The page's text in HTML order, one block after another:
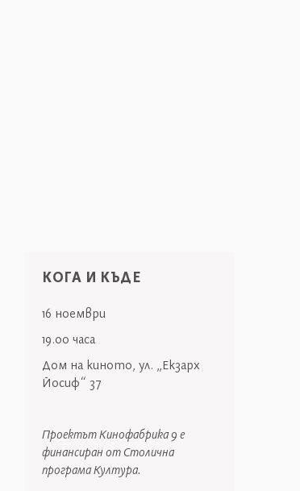
КОГА И КЪДЕ
16 ноември
19.00 часа
Дом на киното, ул. „Екзарх
Йосиф“ 37
Проектът Кинофабрика 9 е
финансиран от Столична
програма Култура.